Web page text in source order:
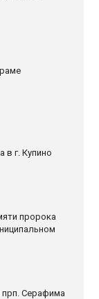
в г. Купино
пророка
прп. Серафима